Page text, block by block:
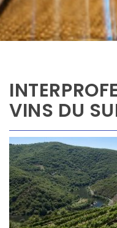
VINS DU